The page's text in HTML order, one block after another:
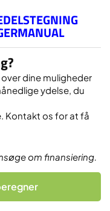
dine muligheder
ydelse, du
Kontakt os for at få
om finansiering.